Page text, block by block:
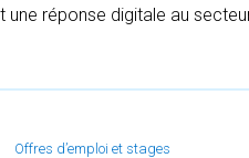
une réponse digitale au
Offres d’emploi et stages